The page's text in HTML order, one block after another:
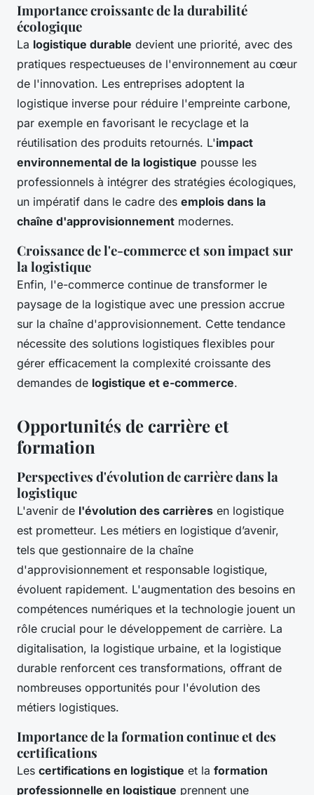
Importance croissante de la durabilité
écologique
La logistique durable devient une priorité, avec des
pratiques respectueuses de l'environnement au cœur
de l'innovation. Les entreprises adoptent la
logistique inverse pour réduire l'empreinte carbone,
par exemple en favorisant le recyclage et la
réutilisation des produits retournés. L'impact
environnemental de la logistique pousse les
professionnels à intégrer des stratégies écologiques,
un impératif dans le cadre des emplois dans la
chaîne d'approvisionnement modernes.
Croissance de l'e-commerce et son impact sur
la logistique
Enfin, l'e-commerce continue de transformer le
paysage de la logistique avec une pression accrue
sur la chaîne d'approvisionnement. Cette tendance
nécessite des solutions logistiques flexibles pour
gérer efficacement la complexité croissante des
demandes de logistique et e-commerce.
Opportunités de carrière et
formation
Perspectives d'évolution de carrière dans la
logistique
L'avenir de l'évolution des carrières en logistique
est prometteur. Les métiers en logistique d’avenir,
tels que gestionnaire de la chaîne
d'approvisionnement et responsable logistique,
évoluent rapidement. L'augmentation des besoins en
compétences numériques et la technologie jouent un
rôle crucial pour le développement de carrière. La
digitalisation, la logistique urbaine, et la logistique
durable renforcent ces transformations, offrant de
nombreuses opportunités pour l'évolution des
métiers logistiques.
Importance de la formation continue et des
certifications
Les certifications en logistique et la formation
professionnelle en logistique prennent une